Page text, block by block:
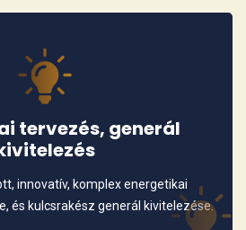
tervezés, generál
innovatív, komplex energetikai
és kulcsrakész generál kivitelezése.